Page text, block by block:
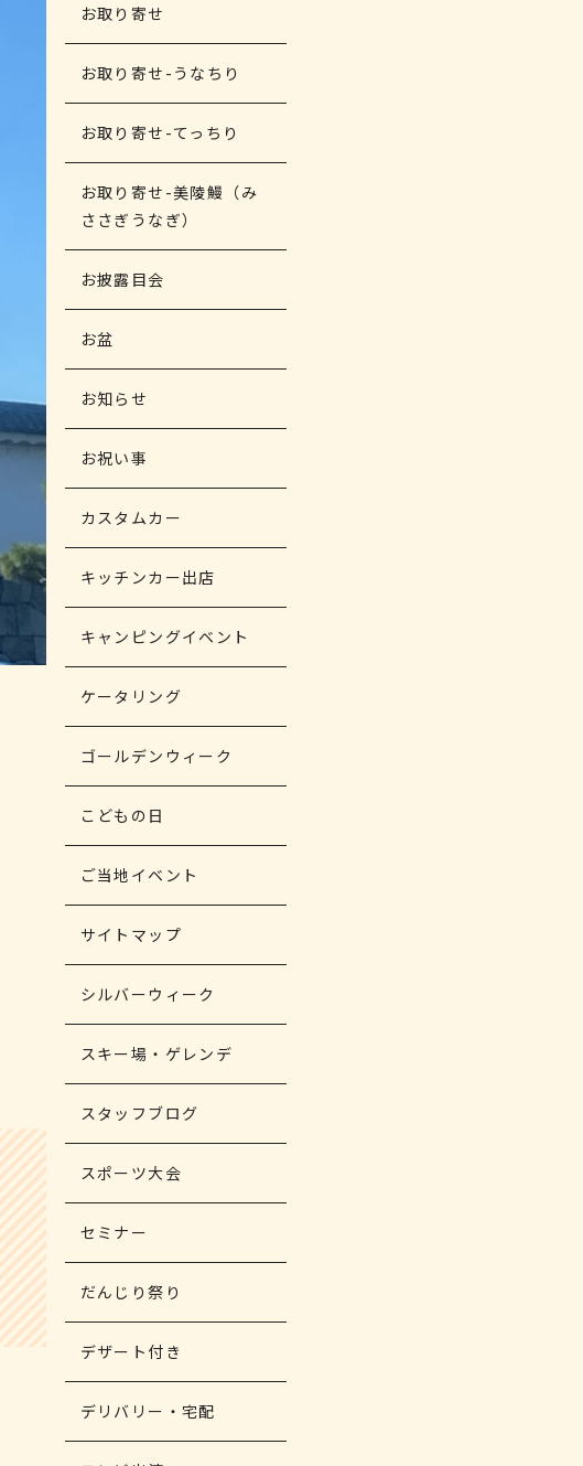
お取り寄せ
お取り寄せ-うなちり
お取り寄せ-てっちり
お取り寄せ-美陵鰻（み
ささぎうなぎ）
お披露目会
お盆
お知らせ
お祝い事
カスタムカー
キッチンカー出店
キャンピングイベント
ケータリング
ゴールデンウィーク
こどもの日
ご当地イベント
サイトマップ
シルバーウィーク
スキー場・ゲレンデ
スタッフブログ
スポーツ大会
セミナー
だんじり祭り
デザート付き
デリバリー・宅配